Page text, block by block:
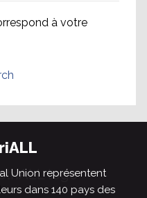
à votre
Union représentent
dans 140 pays des